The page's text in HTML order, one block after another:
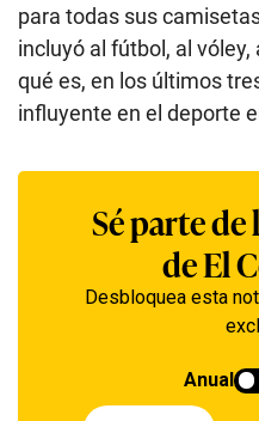
para todas sus
incluyó al fútbol, al
qué es, en los últimos
influyente en el deporte